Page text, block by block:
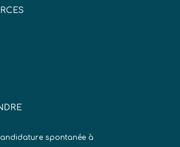
spontanée à